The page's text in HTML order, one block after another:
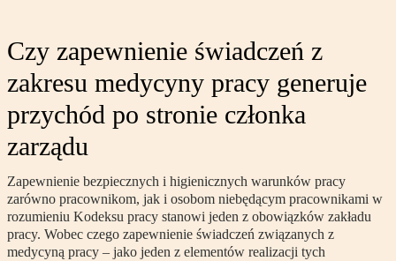
Czy zapewnienie świadczeń z
zakresu medycyny pracy generuje
przychód po stronie członka
zarządu
Zapewnienie bezpiecznych i higienicznych warunków pracy
zarówno pracownikom, jak i osobom niebędącym pracownikami w
rozumieniu Kodeksu pracy stanowi jeden z obowiązków zakładu
pracy. Wobec czego zapewnienie świadczeń związanych z
medycyną pracy – jako jeden z elementów realizacji tych